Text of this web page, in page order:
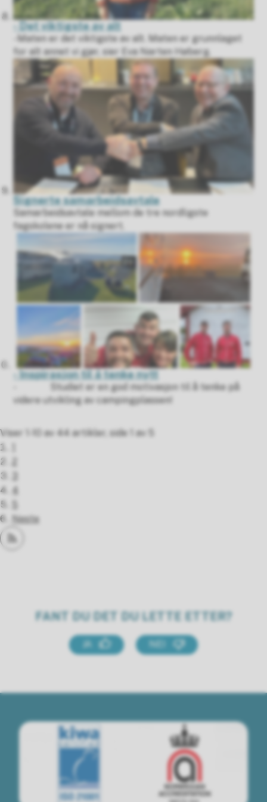
- Det viktigste av alt
- Maten er det viktigste av alt. Maten er grunnlaget
for alt annet vi gjør, sier Eva Narten Høberg.
Signerte samarbeidsavtale
Samarbeidsavtale mellom de tre nordligste
fagskolene er nå signert.
- Inspirasjon til å tenke nytt
- Studiet er en god motivasjon til å tenke på
videre utvikling av campingplassen!
Viser av 44 artikler, side av
4
Neste
FANT DU DET DU LETTE ETTER?
JA NEI